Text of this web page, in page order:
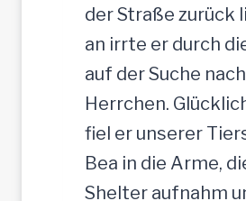
n
g
-
R
ü
d
e
der Straße zurück
an irrte er durch
auf der Suche
Herrchen.
fiel er unserer
Bea in die Arme,
Shelter aufnahm